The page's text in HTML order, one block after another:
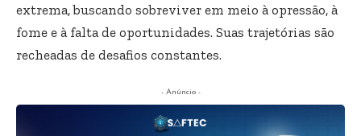
extrema, buscando sobreviver em meio à opressão, à
fome e à falta de oportunidades. Suas trajetórias são
recheadas de desafios constantes.
- Anúncio -